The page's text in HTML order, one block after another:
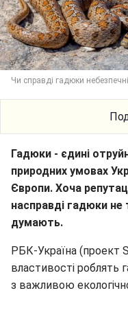
Чи справді гадюки
Гадюки - єдині
природних умовах
Європи. Хоча
насправді гадюки не
думають.
РБК-Україна (проект
властивості роблять
з важливою